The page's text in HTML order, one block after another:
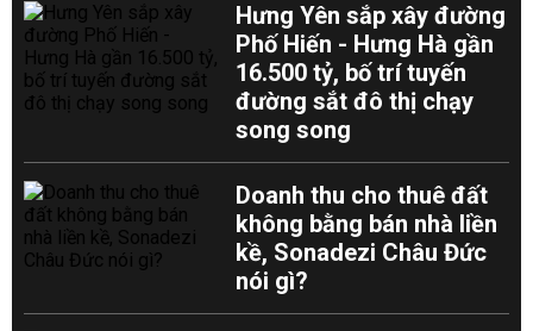
Hưng Yên sắp xây đường
Phố Hiến - Hưng Hà gần
16.500 tỷ, bố trí tuyến
đường sắt đô thị chạy
song song
Doanh thu cho thuê đất
không bằng bán nhà liền
kề, Sonadezi Châu Đức
nói gì?